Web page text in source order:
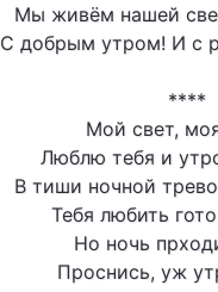
Мы живём нашей
С добрым утром! И с
****
Мой свет,
Люблю тебя и
В тиши ночной
Тебя любить
Но ночь
Проснись, уж